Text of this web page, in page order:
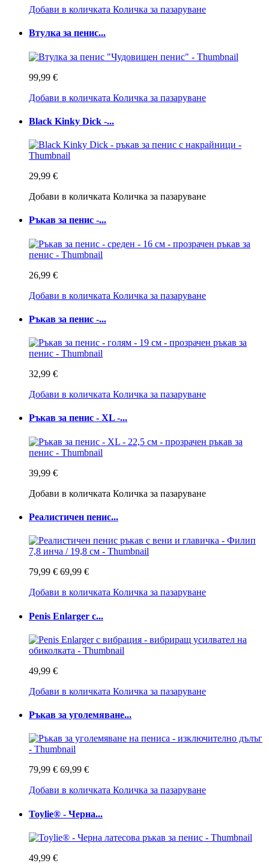
Добави в количката Количка за пазаруване
Втулка за пенис...
99,99 €
Добави в количката Количка за пазаруване
Black Kinky Dick -...
29,99 €
Добави в количката Количка за пазаруване
Ръкав за пенис -...
26,99 €
Добави в количката Количка за пазаруване
Ръкав за пенис -...
32,99 €
Добави в количката Количка за пазаруване
Ръкав за пенис - XL -...
39,99 €
Добави в количката Количка за пазаруване
Реалистичен пенис...
79,99 € 69,99 €
Добави в количката Количка за пазаруване
Penis Enlarger с...
49,99 €
Добави в количката Количка за пазаруване
Ръкав за уголемяване...
79,99 € 69,99 €
Добави в количката Количка за пазаруване
Toylie® - Черна...
49,99 €